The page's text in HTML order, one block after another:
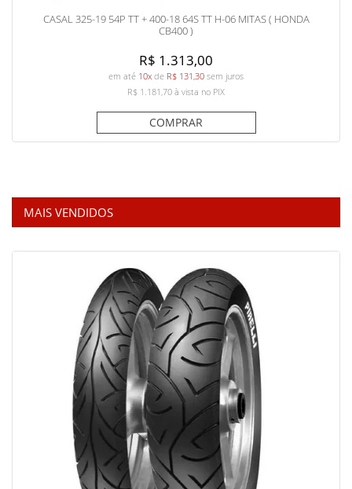
CASAL 325-19 54P TT + 400-18 64S TT H-06 MITAS ( HONDA
CB400 )
R$ 1.313,00
em até 10x de R$ 131,30 sem juros
R$ 1.181,70 à vista no PIX
COMPRAR
MAIS VENDIDOS